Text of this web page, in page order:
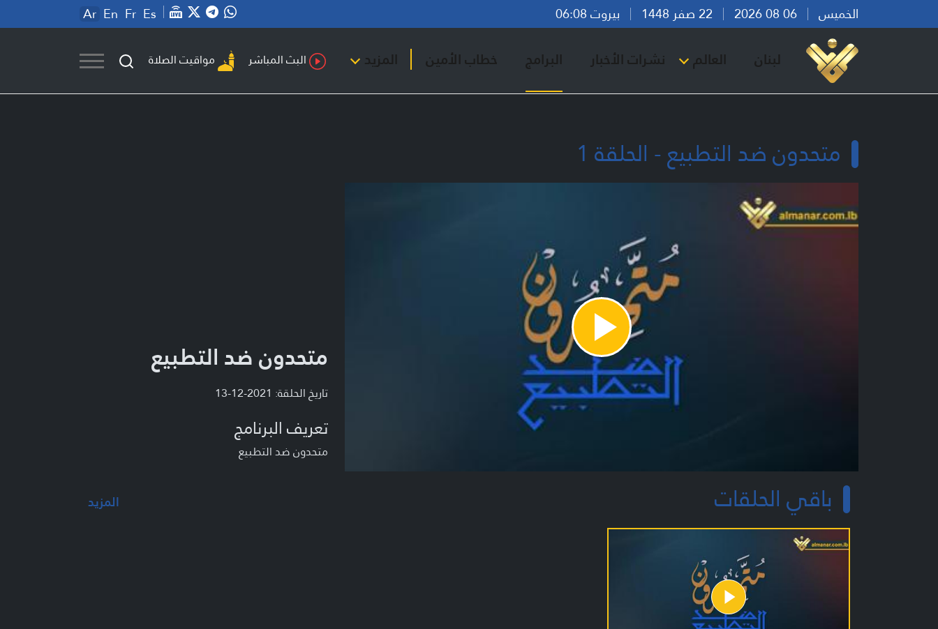
الخميس بيروت 06:08 Ar En Fr Es
لبنان العالم نشرات الأخبار البرامج خطاب الأمين المزيد البث المباشر مواقيت الصلاة
متحدون ضد التطبيع - الحلقة 1
Play
Video
متحدون ضد التطبيع
تاريخ الحلقة: 2021-12-13
تعريف البرنامج
متحدون ضد التطبيع
باقي الحلقات المزيد